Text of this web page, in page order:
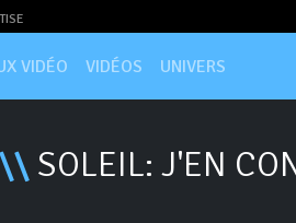
VIDÉO VIDÉOS UNIVERS
\\ SOLEIL: J'EN